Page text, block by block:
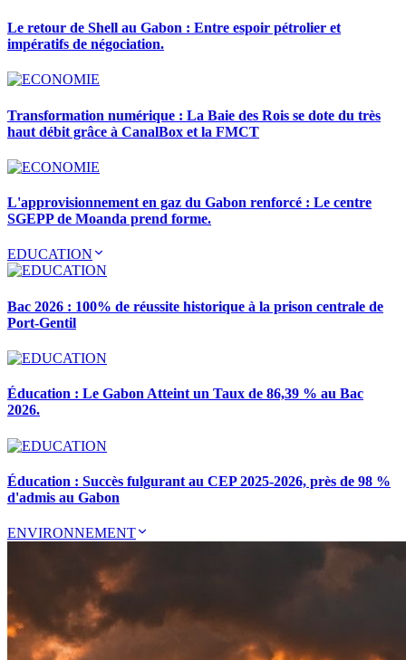
Le retour de Shell au Gabon : Entre espoir pétrolier et
impératifs de négociation.
Transformation numérique : La Baie des Rois se dote du très
haut débit grâce à CanalBox et la FMCT
L'approvisionnement en gaz du Gabon renforcé : Le centre
SGEPP de Moanda prend forme.
EDUCATION
Bac 2026 : 100% de réussite historique à la prison centrale de
Port-Gentil
Éducation : Le Gabon Atteint un Taux de 86,39 % au Bac
2026.
Éducation : Succès fulgurant au CEP 2025-2026, près de 98 %
d'admis au Gabon
ENVIRONNEMENT